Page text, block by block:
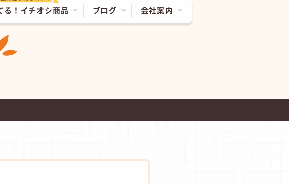
！ イチオシ商品 ブログ 会社案内